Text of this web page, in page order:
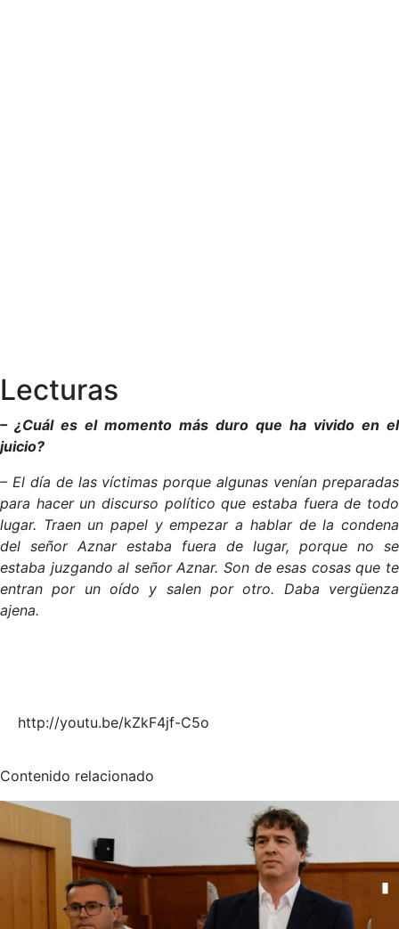
Lecturas
– ¿Cuál es el momento más duro que ha vivido en el
juicio?
– El día de las víctimas porque algunas venían preparadas
para hacer un discurso político que estaba fuera de todo
lugar. Traen un papel y empezar a hablar de la condena
del señor Aznar estaba fuera de lugar, porque no se
estaba juzgando al señor Aznar. Son de esas cosas que te
entran por un oído y salen por otro. Daba vergüenza
ajena.
http://youtu.be/kZkF4jf-C5o
Contenido relacionado